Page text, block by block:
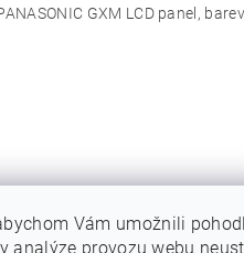
GXM LCD panel,
Vám umožnili
analýze provozu webu